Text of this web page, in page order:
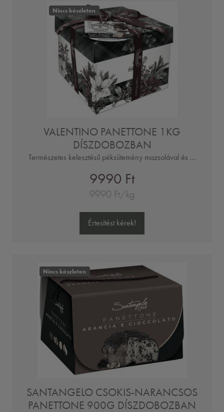
Nincs készleten
VALENTINO PANETTONE 1KG
DÍSZDOBOZBAN
Természetes kelesztésű péksütemény mazsolával és ...
9990 Ft
9990 Ft/kg
Értesítést kérek!
Nincs készleten
SANTANGELO CSOKIS-NARANCSOS
PANETTONE 900G DÍSZDOBOZBAN